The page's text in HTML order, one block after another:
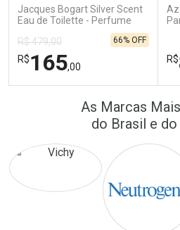
Comprar sem Desconto
Por R$ 41,57/cada
Comprar sem Desconto
Por R$ 41,57/cada
Jacques Bogart Silver Scent
Eau de Toilette - Perfume
R$ 479,00
R$165,00
66% OFF
FECHAR
FECHAR
Por Menos
R$
As Marcas
do Brasil e